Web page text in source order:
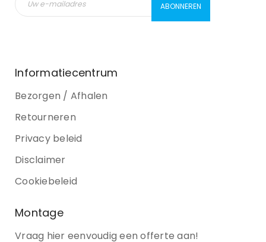
Informatiecentrum
Bezorgen / Afhalen
Retourneren
Privacy beleid
Disclaimer
Cookiebeleid
Montage
Vraag hier eenvoudig een offerte aan!